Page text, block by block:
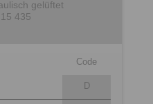
gelüftet
435
Code
D